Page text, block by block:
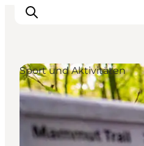
Unterkünfte
Gastronomie
Erlebnisse
Sport und Aktivitäten